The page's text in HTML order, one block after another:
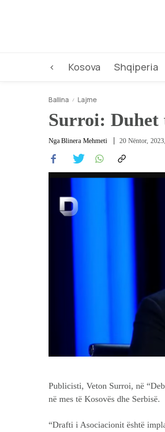
< Kosova Shqiperia
Ballina Lajme
Surroi: Duhet
Nga Blinera Mehmeti 20 Nëntor,
Publicisti, Veton Surroi, në
në mes të Kosovës dhe Serbisë.
“Drafti i Asociacionit është